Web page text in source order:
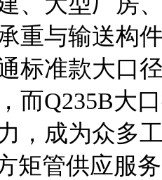
重与输送构
标准款大口
而Q235B大
，成为众多
矩管供应服